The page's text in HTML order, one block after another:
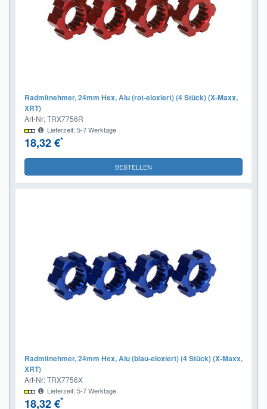
Radmitnehmer, 24mm Hex, Alu (rot-eloxiert) (4 Stück) (X-Maxx,
XRT)
Art-Nr: TRX7756R
Lieferzeit: 5-7 Werktage
18,32 €*
BESTELLEN
Radmitnehmer, 24mm Hex, Alu (blau-eloxiert) (4 Stück) (X-Maxx,
XRT)
Art-Nr: TRX7756X
Lieferzeit: 5-7 Werktage
18,32 €*